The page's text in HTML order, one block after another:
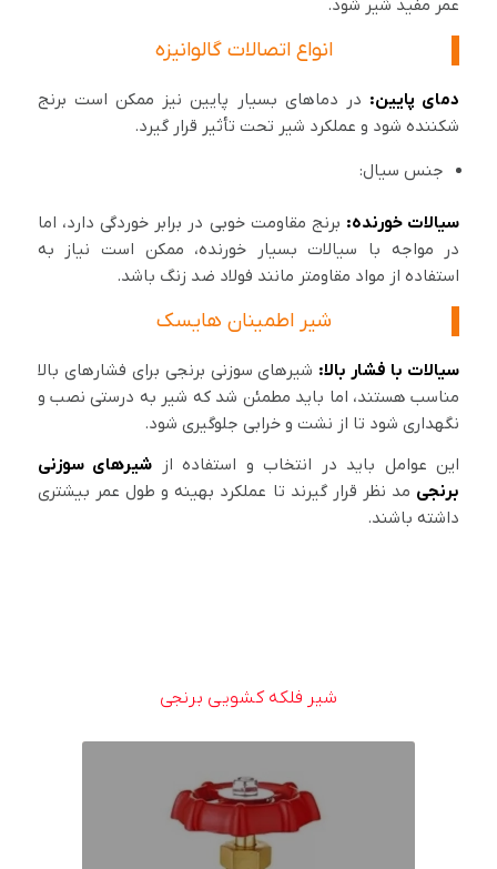
عمر مفید شیر شود.
انواع اتصالات گالوانیزه
دمای پایین: در دماهای بسیار پایین نیز ممکن است برنج
شکننده شود و عملکرد شیر تحت تأثیر قرار گیرد.
جنس سیال:
سیالات خورنده: برنج مقاومت خوبی در برابر خوردگی دارد، اما
در مواجه با سیالات بسیار خورنده، ممکن است نیاز به
استفاده از مواد مقاومتر مانند فولاد ضد زنگ باشد.
شیر اطمینان هایسک
سیالات با فشار بالا: شیرهای سوزنی برنجی برای فشارهای بالا
مناسب هستند، اما باید مطمئن شد که شیر به درستی نصب و
نگهداری شود تا از نشت و خرابی جلوگیری شود.
این عوامل باید در انتخاب و استفاده از شیرهای سوزنی
برنجی مد نظر قرار گیرند تا عملکرد بهینه و طول عمر بیشتری
داشته باشند.
شیر فلکه کشویی برنجی